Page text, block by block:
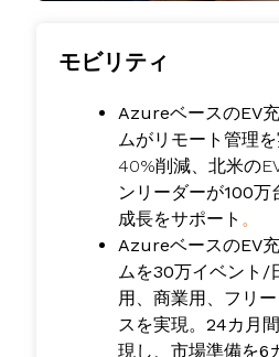
モビリティ
AzureベースのEV
ムがリモート管理
40%削減、北米の
ンリーダーが100万
成長をサポート 。
AzureベースのEV
ムを30万イベント/
用、商業用、フリ
スを実現。 24カ月
現 し、市場準備を6